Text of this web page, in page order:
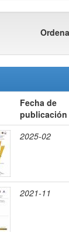
Fecha de
publicación
2025-02
2021-11